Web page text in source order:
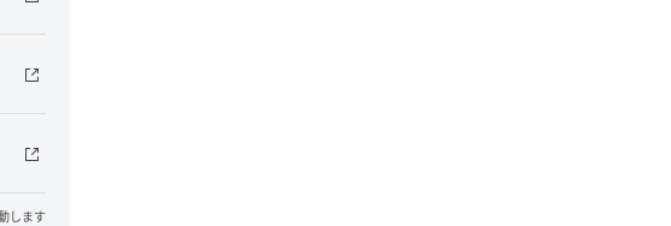
します